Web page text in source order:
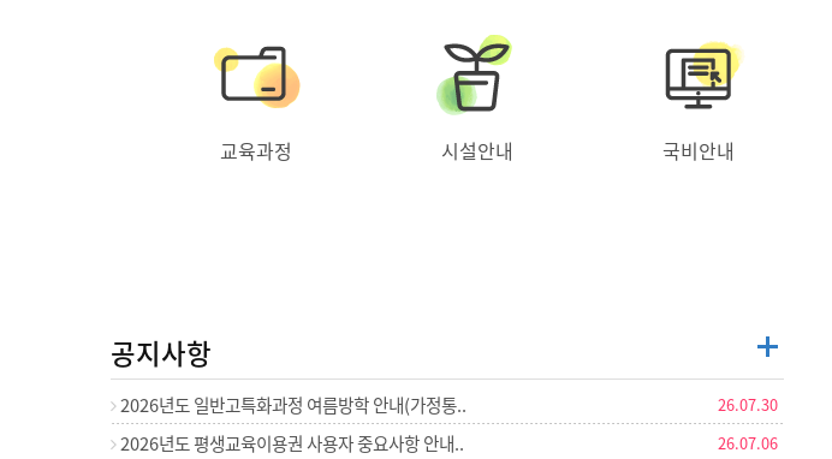
교육과정 시설안내 국비안내
공지사항
2026년도 일반고특화과정 여름방학 안내(가정통.. 26.07.30
2026년도 평생교육이용권 사용자 중요사항 안내.. 26.07.06